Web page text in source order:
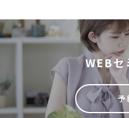
WEBセ
予